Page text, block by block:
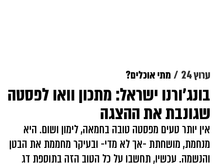
ערוץ 24 מתי אוכלים?
בונג'ורנו ישראל: מתכון וואו לפסטה
שגונבת את ההצגה
אין יותר טעים מפסטה טובה בחמאה, לימון ושום. היא
מנחמת, מושחתת -אך לא מדי- ובעיקר מחממת את הבטן
והנשמה. עכשיו, תחשבו על כל הטוב הזה בתוספת דג